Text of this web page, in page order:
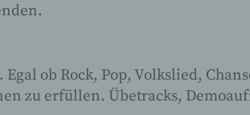
ob Rock, Pop, Volkslied,
zu erfüllen. Übetracks,
Daten mit dem Ziel,